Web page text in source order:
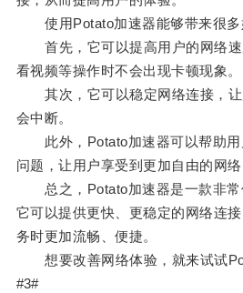
使用Potato加速器能够带来很多
首先，它可以提高用户的网络速
看视频等操作时不会出现卡顿现象。
其次，它可以稳定网络连接，让
会中断。
此外，Potato加速器可以帮助用
问题，让用户享受到更加自由的网络
总之，Potato加速器是一款非常
它可以提供更快、更稳定的网络连
务时更加流畅、便捷。
想要改善网络体验，就来试试
#3#